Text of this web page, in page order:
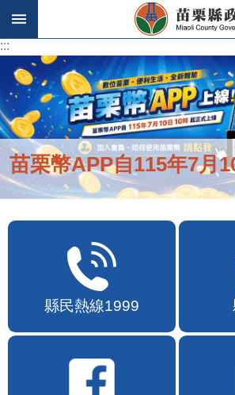
跳到主要內容區塊
:::
苗栗幣APP自115年7月
縣民熱線1999